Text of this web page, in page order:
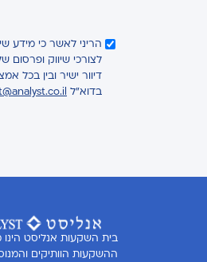
הריני לאשר כי מידע
לצורכי שיווק ופרסום
דיוור ישיר ובין בכל
בדוא"ל
בית השקעות אנליסט הינו
ההשקעות הוותיקים